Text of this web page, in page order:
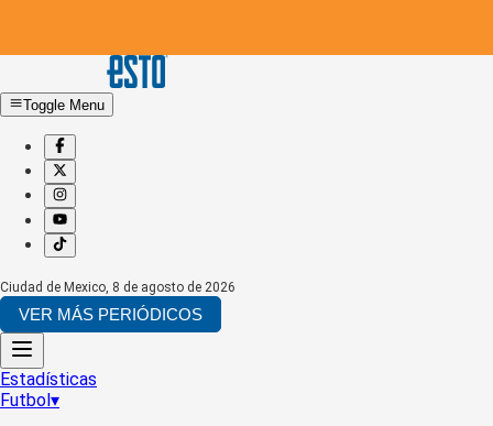
Toggle Menu
Ciudad de Mexico, 8 de agosto de 2026
VER MÁS PERIÓDICOS
Estadísticas
Futbol▾